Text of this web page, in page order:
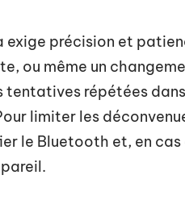
précision et
ou même un
répétées
limiter les
le Bluetooth et, en cas